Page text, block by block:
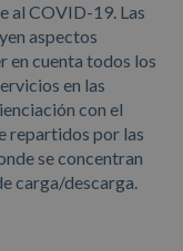
al COVID-19. Las
aspectos
en cuenta todos los
en las
con el
repartidos por las
se concentran
carga/descarga.